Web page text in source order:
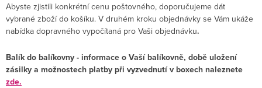
Abyste zjistili konkrétní cenu poštovného, doporučujeme dát
vybrané zboží do košíku. V druhém kroku objednávky se Vám ukáže
nabídka dopravného vypočítaná pro Vaši objednávku.
Balík do balíkovny - informace o Vaší balíkovně, době uložení
zásilky a možnostech platby při vyzvednutí v boxech naleznete
zde.